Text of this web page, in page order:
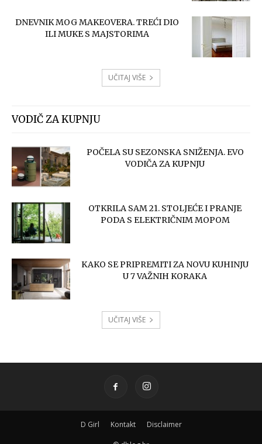
DNEVNIK MOG MAKEOVERA. TREĆI DIO
ILI MUKE S MAJSTORIMA
UČITAJ VIŠE
VODIČ ZA KUPNJU
POČELA SU SEZONSKA SNIŽENJA. EVO
VODIČA ZA KUPNJU
OTKRILA SAM 21. STOLJEĆE I PRANJE
PODA S ELEKTRIČNIM MOPOM
KAKO SE PRIPREMITI ZA NOVU KUHINJU
U 7 VAŽNIH KORAKA
UČITAJ VIŠE
D Girl Kontakt Disclaimer